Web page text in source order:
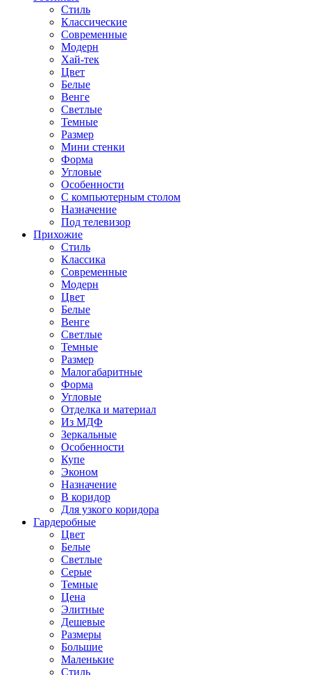
Стиль
Классические
Современные
Модерн
Хай-тек
Цвет
Белые
Венге
Светлые
Темные
Размер
Мини стенки
Форма
Угловые
Особенности
С компьютерным столом
Назначение
Под телевизор
Прихожие
Стиль
Классика
Современные
Модерн
Цвет
Белые
Венге
Светлые
Темные
Размер
Малогабаритные
Форма
Угловые
Отделка и материал
Из МДФ
Зеркальные
Особенности
Купе
Эконом
Назначение
В коридор
Для узкого коридора
Гардеробные
Цвет
Белые
Светлые
Серые
Темные
Цена
Элитные
Дешевые
Размеры
Большие
Маленькие
Стиль